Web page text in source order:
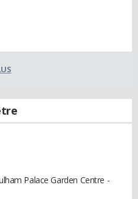
Palace Garden Centre -